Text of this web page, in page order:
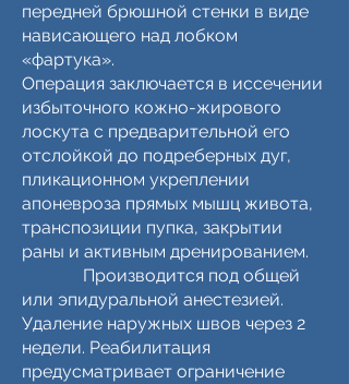
передней брюшной стенки в виде
нависающего над лобком
«фартука».
Операция заключается в иссечении
избыточного кожно-жирового
лоскута с предварительной его
отслойкой до подреберных дуг,
пликационном укреплении
апоневроза прямых мышц живота,
транспозиции пупка, закрытии
раны и активным дренированием.
Производится под общей
или эпидуральной анестезией.
Удаление наружных швов через 2
недели. Реабилитация
предусматривает ограничение